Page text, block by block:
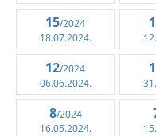
15/2024
18.07.2024.
12/2024
06.06.2024.
8/2024
16.05.2024.